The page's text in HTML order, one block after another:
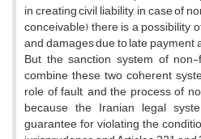
in creating civil liability, in case of
conceivable) there is a possibility
and damages due to late
But the sanction system of
combine these two coherent
role of fault, and the process of
because the Iranian legal
guarantee for violating the